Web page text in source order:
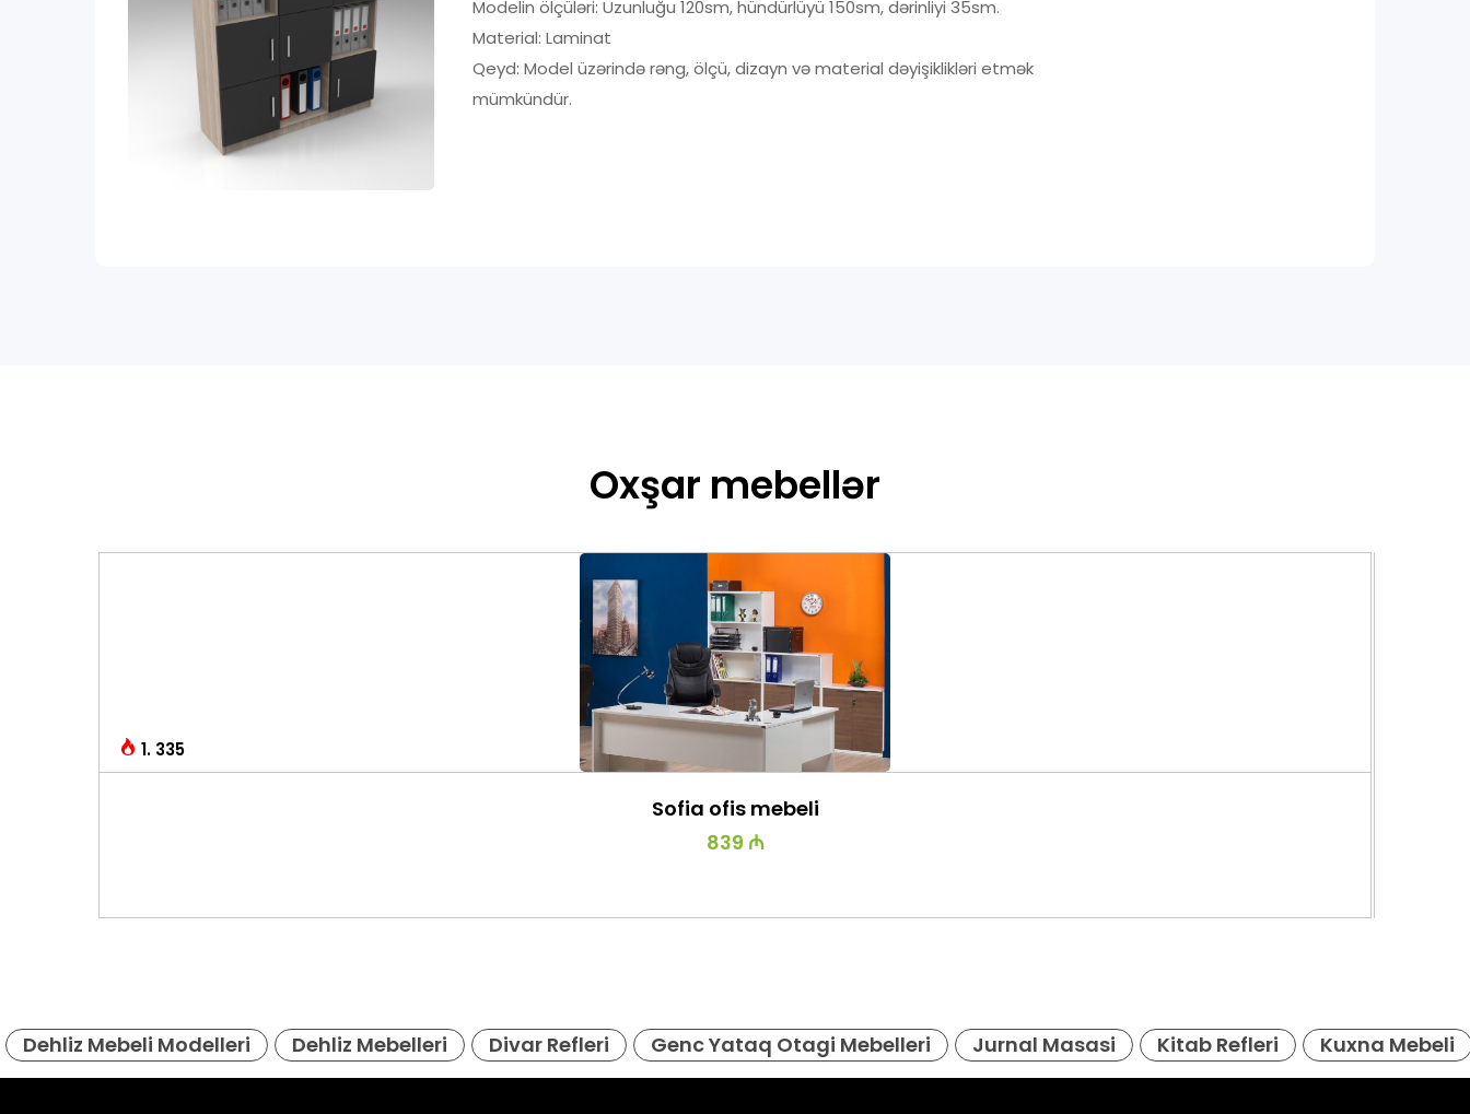
Modelin ölçüləri: Uzunluğu 120sm, hündürlüyü 150sm, dərinliyi 35sm.
Material: Laminat
Qeyd: Model üzərində rəng, ölçü, dizayn və material dəyişiklikləri etmək
mümkündür.
Oxşar mebellər
1. 335
Sofia ofis mebeli
839 ₼
Dehliz Mebeli Modelleri Dehliz Mebelleri Divar Refleri Genc Yataq Otagi Mebelleri Jurnal Masasi Kitab Refleri Kuxna Mebeli